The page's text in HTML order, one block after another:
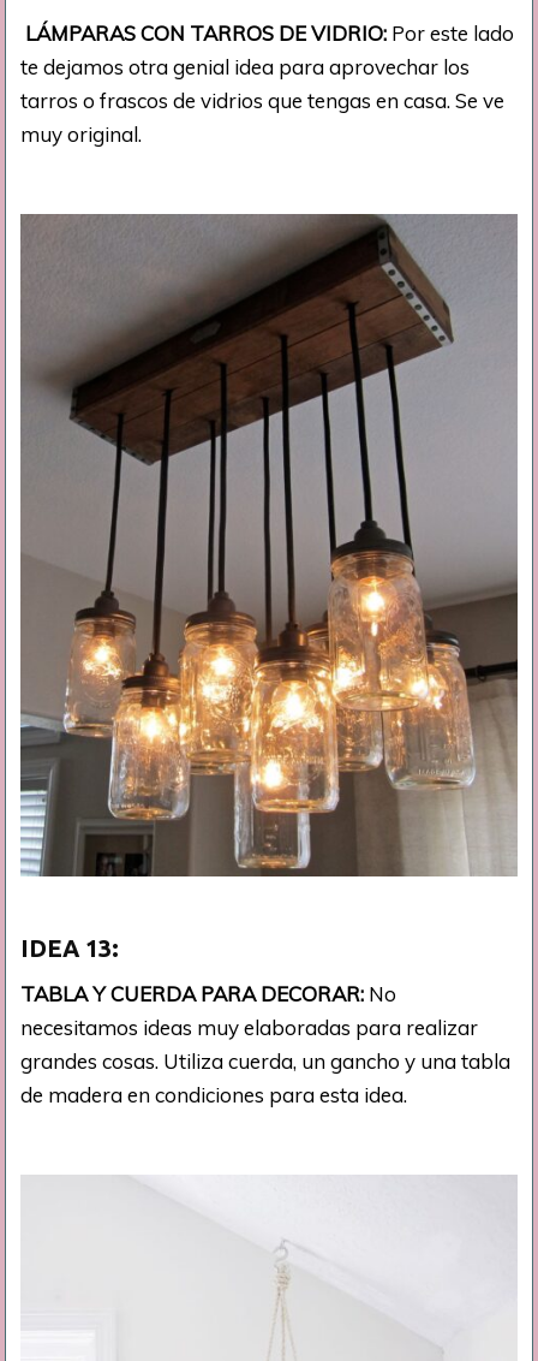
LÁMPARAS CON TARROS DE VIDRIO: Por este lado
te dejamos otra genial idea para aprovechar los
tarros o frascos de vidrios que tengas en casa. Se ve
muy original.
IDEA 13:
TABLA Y CUERDA PARA DECORAR: No
necesitamos ideas muy elaboradas para realizar
grandes cosas. Utiliza cuerda, un gancho y una tabla
de madera en condiciones para esta idea.